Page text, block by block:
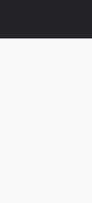
content